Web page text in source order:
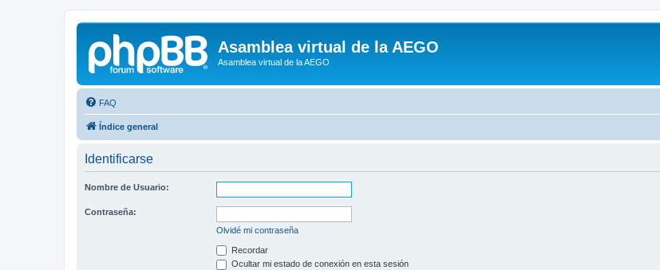
Asamblea virtual de la AEGO
Asamblea virtual de la AEGO
FAQ
Índice general
Identificarse
Nombre de Usuario:
Contraseña:
Olvidé mi contraseña
Recordar
Ocultar mi estado de conexión en esta sesión